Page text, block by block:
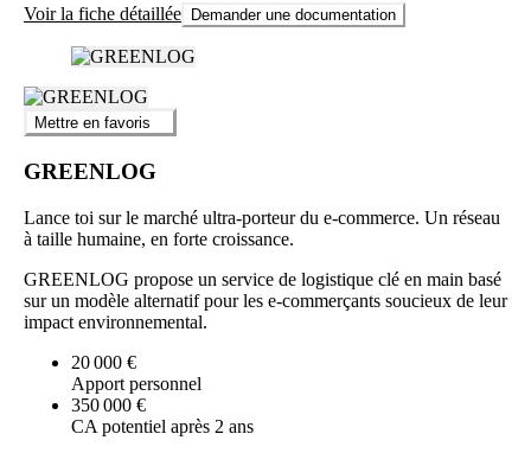
Voir la fiche détaillée Demander une documentation
Mettre en favoris
GREENLOG
Lance toi sur le marché ultra-porteur du e-commerce. Un réseau
à taille humaine, en forte croissance.
GREENLOG propose un service de logistique clé en main basé
sur un modèle alternatif pour les e-commerçants soucieux de leur
impact environnemental.
20 000 €
Apport personnel
350 000 €
CA potentiel après 2 ans